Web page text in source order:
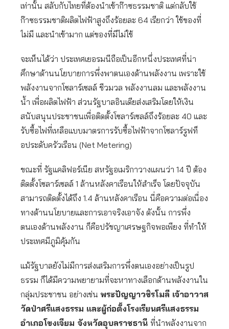
เท่านั้น สลับกับไทยที่ต้องนำเข้าก๊าซธรรมชาติ แต่กลับใช้
ก๊าซธรรมชาติผลิตไฟฟ้าสูงถึงร้อยละ 64 เรียกว่า ใช้ของที่
ไม่มี และนำเข้ามาก แต่ของที่มีไม่ใช้
จะเห็นได้ว่า ประเทศเยอรมนีถือเป็นอีกหนึ่งประเทศที่น่า
ศึกษาด้านนโยบายการพึ่งพาตนเองด้านพลังงาน เพราะใช้
พลังงานจากโซลาร์เซลล์ ชีวมวล พลังงานลม และพลังงาน
น้ำ เพื่อผลิตไฟฟ้า ส่วนรัฐบาลอินเดียส่งเสริมโดยให้เงิน
สนับสนุนประชาชนเพื่อติดตั้งโซลาร์เซลล์ถึงร้อยละ 40 และ
รับซื้อไฟที่เหลือแบบมาตรการรับซื้อไฟฟ้าจากโซลาร์รูฟท็
อประดับครัวเรือน (Net Metering)
ขณะที่ รัฐแคลิฟอร์เนีย สหรัฐอเมริกาวางแผนว่า 14 ปี ต้อง
ติดตั้งโซลาร์เซลล์ 1 ล้านหลังคาเรือนให้สำเร็จ โดยปัจจุบัน
สามารถติดตั้งได้ถึง 1.4 ล้านหลังคาเรือน นี่คือความต่อเนื่อง
ทางด้านนโยบายและการเอาจริงเอาจัง ดังนั้น การพึ่ง
ตนเองด้านพลังงาน ก็คือปรัชญาเศรษฐกิจพอเพียง ที่ทำให้
ประเทศมีภูมิคุ้มกัน
แม้รัฐบาลยังไม่มีการส่งเสริมการพึ่งตนเองอย่างเป็นรูป
ธรรม ก็ได้มีความพยายามที่จะหาทางเลือกด้านพลังงานใน
กลุ่มประชาชน อย่างเช่น พระปัญญาวชิรโมลี เจ้าอาวาส
วัดป่าศรีแสงธรรม และผู้ก่อตั้งโรงเรียนศรีแสงธรรม
อำเภอโขงเจียม จังหวัดอุบลราชธานี ที่นำพลังงานจาก